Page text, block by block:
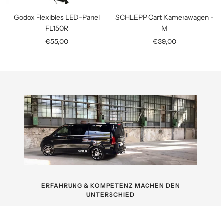
Godox Flexibles LED-Panel
FL150R
Angebotspreis
€55,00
SCHLEPP Cart Kamerawagen -
M
Angebotspreis
€39,00
ERFAHRUNG & KOMPETENZ MACHEN DEN
UNTERSCHIED